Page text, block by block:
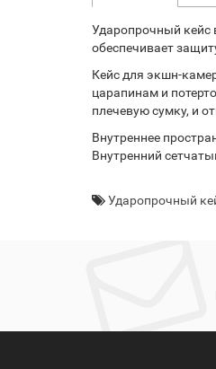
Ударопрочный кейс
обеспечивает
Кейс для экшн-
царапинам и
плечевую сумку, и
Внутреннее
Внутренний
Ударопрочный